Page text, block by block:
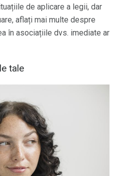
de aplicare a legii, dar
aflați mai multe despre
în asociațiile dvs. imediate ar
tale